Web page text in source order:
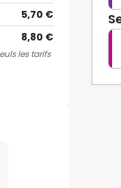
5,70 €
8,80 €
les tarifs